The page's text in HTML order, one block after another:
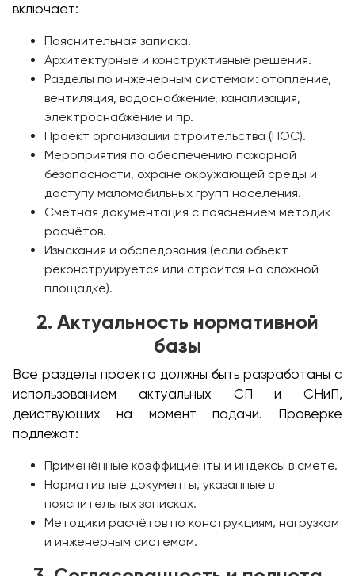
включает:
Пояснительная записка.
Архитектурные и конструктивные решения.
Разделы по инженерным системам: отопление,
вентиляция, водоснабжение, канализация,
электроснабжение и пр.
Проект организации строительства (ПОС).
Мероприятия по обеспечению пожарной
безопасности, охране окружающей среды и
доступу маломобильных групп населения.
Сметная документация с пояснением методик
расчётов.
Изыскания и обследования (если объект
реконструируется или строится на сложной
площадке).
2. Актуальность нормативной
базы
Все разделы проекта должны быть разработаны с
использованием актуальных СП и СНиП,
действующих на момент подачи. Проверке
подлежат:
Применённые коэффициенты и индексы в смете.
Нормативные документы, указанные в
пояснительных записках.
Методики расчётов по конструкциям, нагрузкам
и инженерным системам.